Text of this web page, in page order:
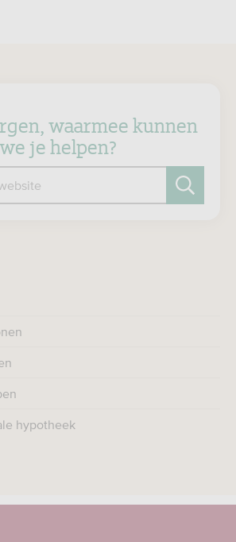
waarmee kunnen
we je helpen?
hypotheek